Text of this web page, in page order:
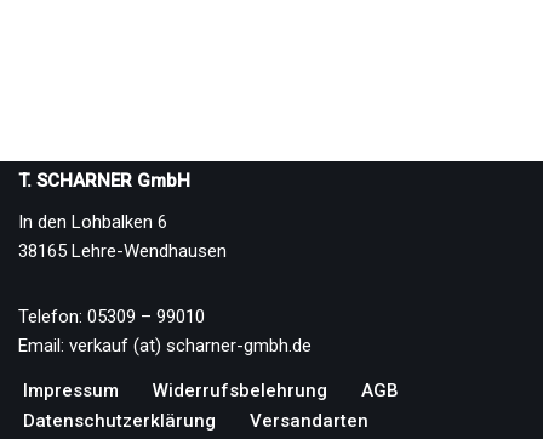
T. SCHARNER GmbH
In den Lohbalken 6
38165 Lehre-Wendhausen
Telefon: 05309 – 99010
Email: verkauf (at) scharner-gmbh.de
Impressum Widerrufsbelehrung
AGB
Datenschutzerklärung
Versandarten